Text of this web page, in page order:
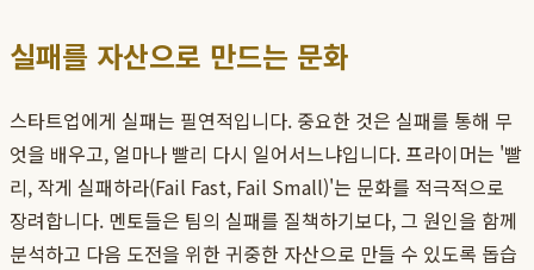
실패를 자산으로 만드는 문화
스타트업에게 실패는 필연적입니다. 중요한 것은 실패를 통해 무
엇을 배우고, 얼마나 빨리 다시 일어서느냐입니다. 프라이머는 '빨
리, 작게 실패하라(Fail Fast, Fail Small)'는 문화를 적극적으로
장려합니다. 멘토들은 팀의 실패를 질책하기보다, 그 원인을 함께
분석하고 다음 도전을 위한 귀중한 자산으로 만들 수 있도록 돕습